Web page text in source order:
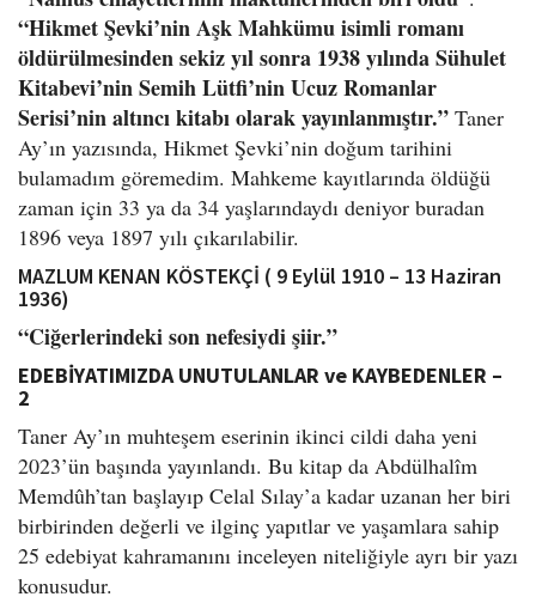
“Hikmet Şevki’nin Aşk Mahkümu isimli romanı
öldürülmesinden sekiz yıl sonra 1938 yılında Sühulet
Kitabevi’nin Semih Lütfi’nin Ucuz Romanlar
Serisi’nin altıncı kitabı olarak yayınlanmıştır.” Taner
Ay’ın yazısında, Hikmet Şevki’nin doğum tarihini
bulamadım göremedim. Mahkeme kayıtlarında öldüğü
zaman için 33 ya da 34 yaşlarındaydı deniyor buradan
1896 veya 1897 yılı çıkarılabilir.
MAZLUM KENAN KÖSTEKÇİ ( 9 Eylül 1910 – 13 Haziran
1936)
“Ciğerlerindeki son nefesiydi şiir.”
EDEBİYATIMIZDA UNUTULANLAR ve KAYBEDENLER –
2
Taner Ay’ın muhteşem eserinin ikinci cildi daha yeni
2023’ün başında yayınlandı. Bu kitap da Abdülhalîm
Memdûh’tan başlayıp Celal Sılay’a kadar uzanan her biri
birbirinden değerli ve ilginç yapıtlar ve yaşamlara sahip
25 edebiyat kahramanını inceleyen niteliğiyle ayrı bir yazı
konusudur.